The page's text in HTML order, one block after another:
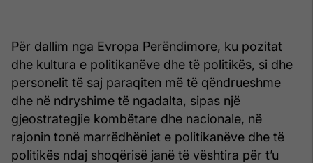
Për dallim nga Evropa Perëndimore, ku pozitat
dhe kultura e politikanëve dhe të politikës, si dhe
personelit të saj paraqiten më të qëndrueshme
dhe në ndryshime të ngadalta, sipas një
gjeostrategjie kombëtare dhe nacionale, në
rajonin tonë marrëdhëniet e politikanëve dhe të
politikës ndaj shoqërisë janë të vështira për t’u